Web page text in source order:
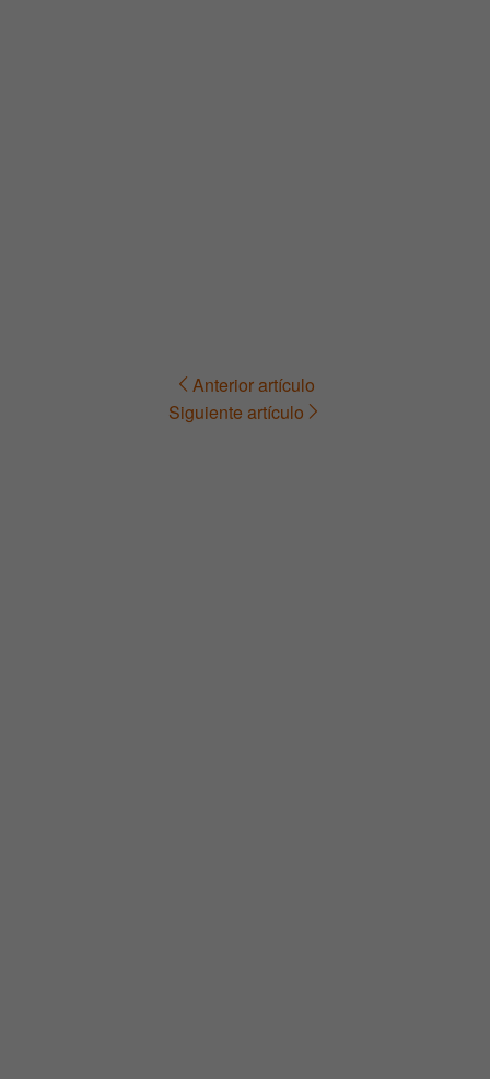
Navegación Anterior artículo
Siguiente artículo